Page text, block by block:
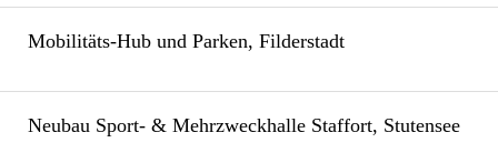
Mobilitäts-Hub und Parken, Filderstadt
Neubau Sport- & Mehrzweckhalle Staffort, Stutensee